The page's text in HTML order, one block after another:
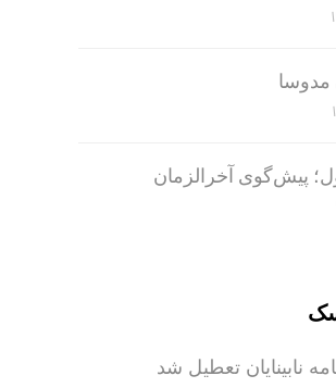
مدوسا
پیش‌گوی آخرالزمان
نابینایان تعطیل شد